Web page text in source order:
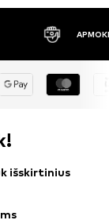
30 DIENŲ
išskirtinius